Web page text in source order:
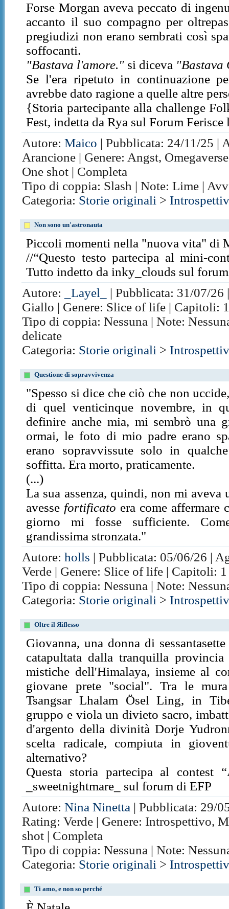
Forse Morgan aveva peccato di
accanto il suo compagno per
pregiudizi non erano sembrati così
soffocanti.
"Bastava l'amore." si diceva "Bastava
Se l'era ripetuto in continuazione
avrebbe dato ragione a quelle altre
{Storia partecipante alla challenge
Fest, indetta da Rya sul Forum Ferisce
Autore:Maico | Pubblicata: 24/11/25 |
Arancione | Genere: Angst,
One shot | Completa
Tipo di coppia: Slash | Note: Lime |
Categoria: Storie originali >
Non sono un'astronauta
Piccoli momenti nella "nuova vita" di
//“Questo testo partecipa al mini-
Tutto indetto da inky_clouds sul
Autore:
_Layel_
| Pubblicata: 31/07/
Giallo | Genere: Slice of life | Capitoli:
Tipo di coppia: Nessuna | Note:
delicate
Categoria: Storie originali >
Questione di sopravvivenza
"Spesso si dice che ciò che non
di quel venticinque novembre, in
definire anche mia, mi sembrò una
ormai, le foto di mio padre erano
erano sopravvissute solo in
soffitta. Era morto, praticamente.
(...)
La sua assenza, quindi, non mi aveva
avesse fortificato era come affermare
giorno mi fosse sufficiente.
grandissima stronzata."
Autore:holls | Pubblicata: 05/06/26 |
Verde | Genere: Slice of life | Capitoli:
Tipo di coppia: Nessuna | Note:
Categoria: Storie originali >
Oltre il Яiflesso
Giovanna, una donna di
catapultata dalla tranquilla
mistiche dell'Himalaya, insieme al
giovane prete "social". Tra le
Tsangsar Lhalam Ösel Ling, in
gruppo e viola un divieto sacro,
d'argento della divinità Dorje
scelta radicale, compiuta in
alternativo?
Questa storia partecipa al contest
_sweetnightmare_ sul forum di EFP
Autore:Nina Ninetta | Pubblicata: 29/
Rating: Verde | Genere: Introspettivo,
shot | Completa
Tipo di coppia: Nessuna | Note:
Categoria: Storie originali >
Ti amo, e non so perché